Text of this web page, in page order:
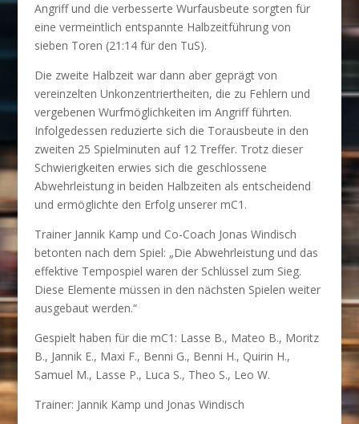
Angriff und die verbesserte Wurfausbeute sorgten für
eine vermeintlich entspannte Halbzeitführung von
sieben Toren (21:14 für den TuS).
Die zweite Halbzeit war dann aber geprägt von
vereinzelten Unkonzentriertheiten, die zu Fehlern und
vergebenen Wurfmöglichkeiten im Angriff führten.
Infolgedessen reduzierte sich die Torausbeute in den
zweiten 25 Spielminuten auf 12 Treffer. Trotz dieser
Schwierigkeiten erwies sich die geschlossene
Abwehrleistung in beiden Halbzeiten als entscheidend
und ermöglichte den Erfolg unserer mC1.
Trainer Jannik Kamp und Co-Coach Jonas Windisch
betonten nach dem Spiel: „Die Abwehrleistung und das
effektive Tempospiel waren der Schlüssel zum Sieg.
Diese Elemente müssen in den nächsten Spielen weiter
ausgebaut werden.“
Gespielt haben für die mC1: Lasse B., Mateo B., Moritz
B., Jannik E., Maxi F., Benni G., Benni H., Quirin H.,
Samuel M., Lasse P., Luca S., Theo S., Leo W.
Trainer: Jannik Kamp und Jonas Windisch